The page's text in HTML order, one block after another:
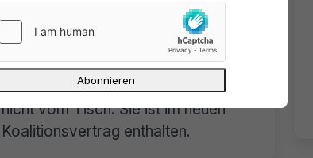
Das Thema
Vorratsdatenspeicherung ist auch
bei der künftigen Bundesregierung
nicht vom Tisch. Sie ist im neuen
Koalitionsvertrag enthalten.